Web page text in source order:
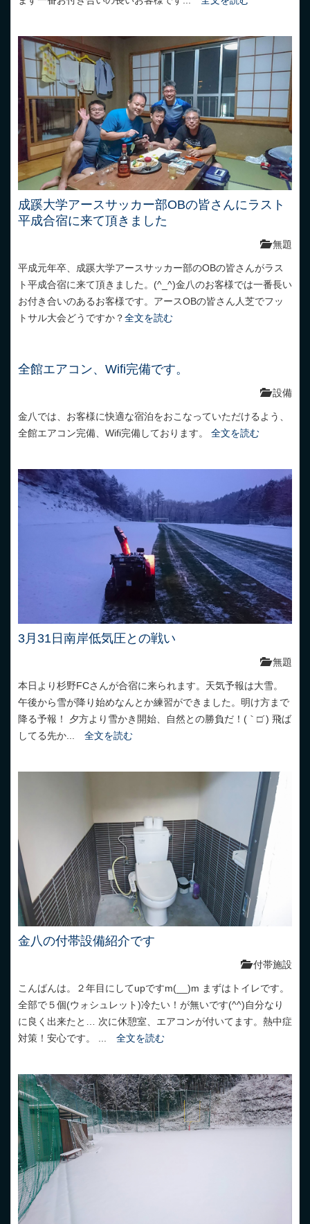
成蹊大学アースサッカー部OBの皆さんにラスト
平成合宿に来て頂きました
無題
平成元年卒、成蹊大学アースサッカー部のOBの皆さんがラス
ト平成合宿に来て頂きました。(^_^)金八のお客様では一番長い
お付き合いのあるお客様です。アースOBの皆さん人芝でフッ
トサル大会どうですか？全文を読む
全館エアコン、Wifi完備です。
設備
金八では、お客様に快適な宿泊をおこなっていただけるよう、
全館エアコン完備、Wifi完備しております。 全文を読む
3月31日南岸低気圧との戦い
無題
本日より杉野FCさんが合宿に来られます。天気予報は大雪。
午後から雪が降り始めなんとか練習ができました。明け方まで
降る予報！ 夕方より雪かき開始、自然との勝負だ！(｀□´) 飛ば
してる先か... 全文を読む
金八の付帯設備紹介です
付帯施設
こんばんは。２年目にしてupですm(__)m まずはトイレです。
全部で５個(ウォシュレット)冷たい！が無いです(^^)自分なり
に良く出来たと… 次に休憩室、エアコンが付いてます。熱中症
対策！安心です。 ... 全文を読む